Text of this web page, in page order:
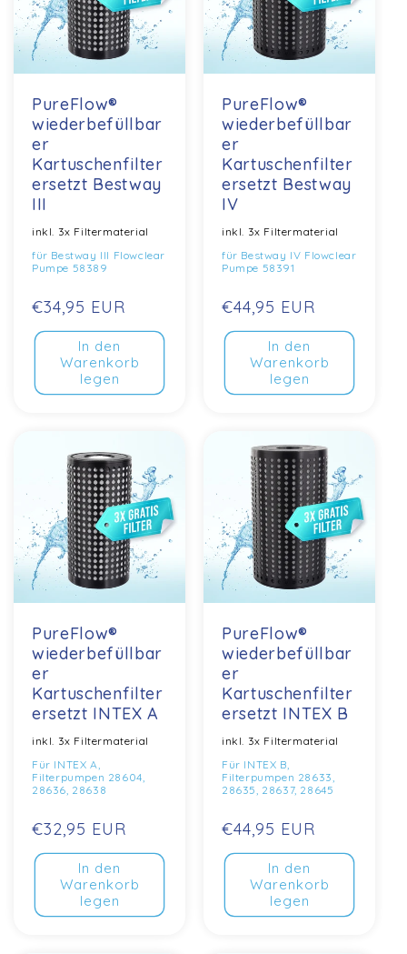
PureFlow®
wiederbefüllbar
er
Kartuschenfilter
ersetzt Bestway
III
inkl. 3x Filtermaterial
für Bestway III Flowclear
Pumpe 58389
Normaler
Preis
€34,95 EUR
In den
Warenkorb
legen
PureFlow®
wiederbefüllbar
er
Kartuschenfilter
ersetzt Bestway
IV
inkl. 3x Filtermaterial
für Bestway IV Flowclear
Pumpe 58391
Normaler
Preis
€44,95 EUR
In den
Warenkorb
legen
PureFlow®
wiederbefüllbar
er
Kartuschenfilter
ersetzt INTEX A
inkl. 3x Filtermaterial
Für INTEX A,
Filterpumpen 28604,
28636, 28638
Normaler
Preis
€32,95 EUR
In den
Warenkorb
legen
PureFlow®
wiederbefüllbar
er
Kartuschenfilter
ersetzt INTEX B
inkl. 3x Filtermaterial
Für INTEX B,
Filterpumpen 28633,
28635, 28637, 28645
Normaler
Preis
€44,95 EUR
In den
Warenkorb
legen